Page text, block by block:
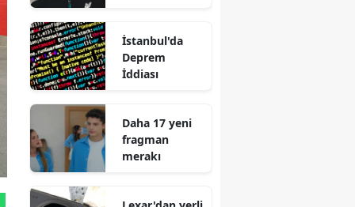
İstanbul'da
Deprem
İddiası
Daha 17 yeni
fragman
merakı